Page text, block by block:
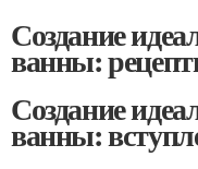
Создание
ванны:
Создание
ванны: